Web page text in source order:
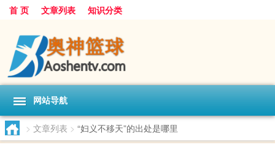
首 页 文章列表 知识分类
网站导航
> 文章列表 > “妇义不移天”的出处是哪里